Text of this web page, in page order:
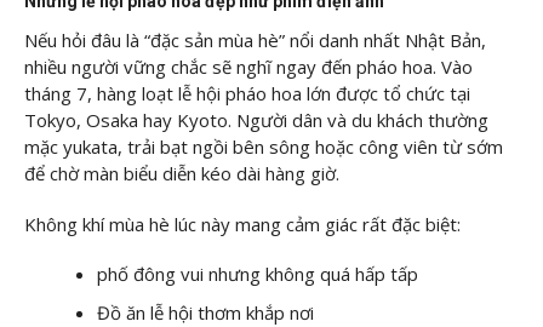
Nếu hỏi đâu là “đặc sản mùa hè” nổi danh nhất Nhật Bản,
nhiều người vững chắc sẽ nghĩ ngay đến pháo hoa. Vào
tháng 7, hàng loạt lễ hội pháo hoa lớn được tổ chức tại
Tokyo, Osaka hay Kyoto. Người dân và du khách thường
mặc yukata, trải bạt ngồi bên sông hoặc công viên từ sớm
để chờ màn biểu diễn kéo dài hàng giờ.
Không khí mùa hè lúc này mang cảm giác rất đặc biệt:
phố đông vui nhưng không quá hấp tấp
Đồ ăn lễ hội thơm khắp nơi